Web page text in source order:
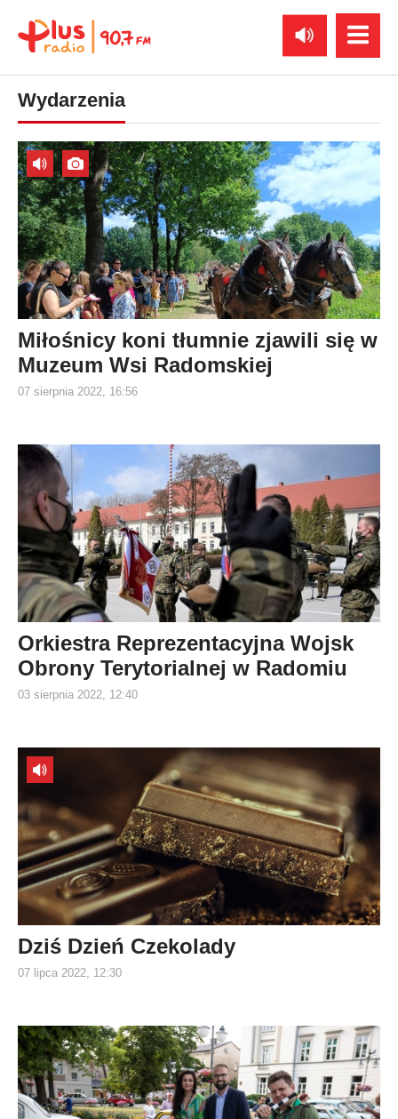
Wydarzenia
Miłośnicy koni tłumnie zjawili się w
Muzeum Wsi Radomskiej
07 sierpnia 2022, 16:56
Orkiestra Reprezentacyjna Wojsk
Obrony Terytorialnej w Radomiu
03 sierpnia 2022, 12:40
Dziś Dzień Czekolady
07 lipca 2022, 12:30